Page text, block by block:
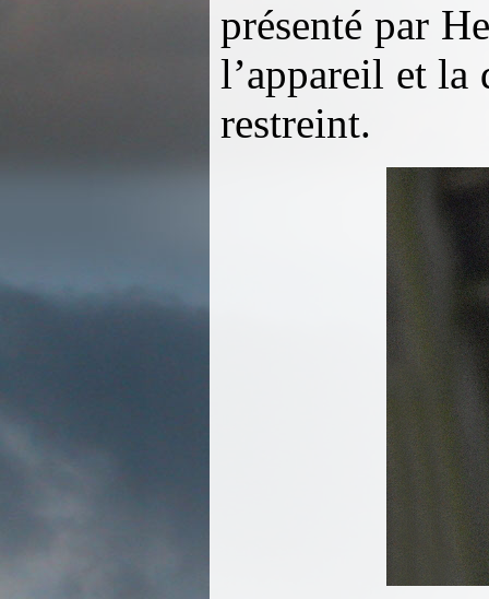
présenté par
l’appareil et
restreint.